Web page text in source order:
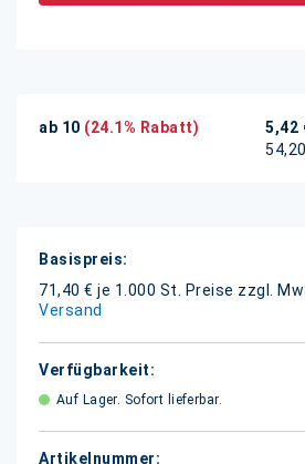
ab 10 (24.1% Rabatt) 5,42
Weitere
Informationen
71,40 € je 1.000 St.
Preise zzgl.
Versand
Auf Lager. Sofort lieferbar.